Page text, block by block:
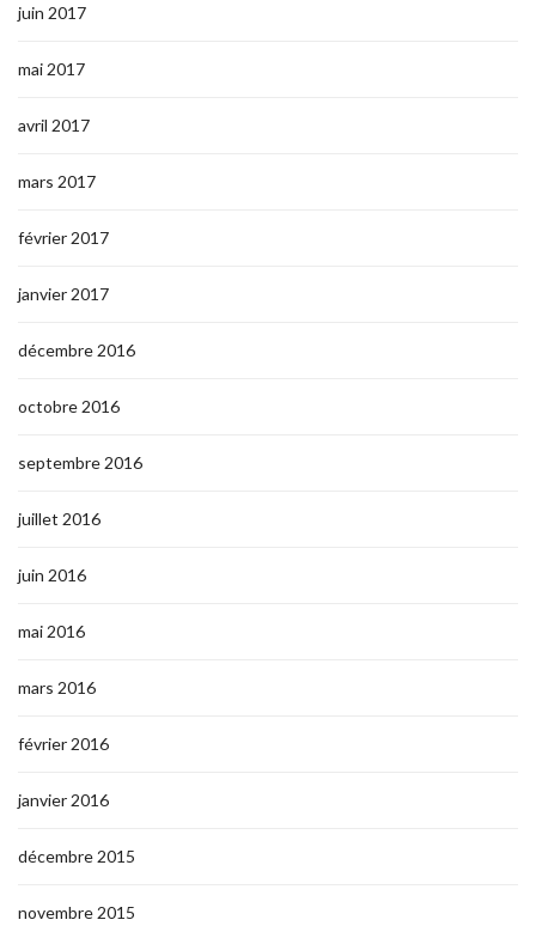
juin 2017
mai 2017
avril 2017
mars 2017
février 2017
janvier 2017
décembre 2016
octobre 2016
septembre 2016
juillet 2016
juin 2016
mai 2016
mars 2016
février 2016
janvier 2016
décembre 2015
novembre 2015